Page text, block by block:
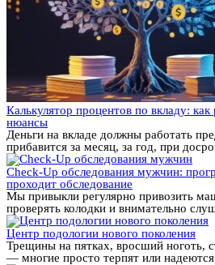
Калькулятор процентов по вкладу:
нюансы
Деньги на вкладе должны работать
прибавится за месяц, за год, при
Check-Up обследования мужчин:
проходит обследование
Мы привыкли регулярно привозить
проверять колодки и внимательно
Центр подологии нового поколения
Трещины на пятках, вросший ноготь,
— многие просто терпят или